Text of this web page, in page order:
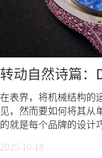
转动自然诗篇：
在表界，将机械结构的
见，然而要如何将其从
的就是每个品牌的设计
2025-10-18